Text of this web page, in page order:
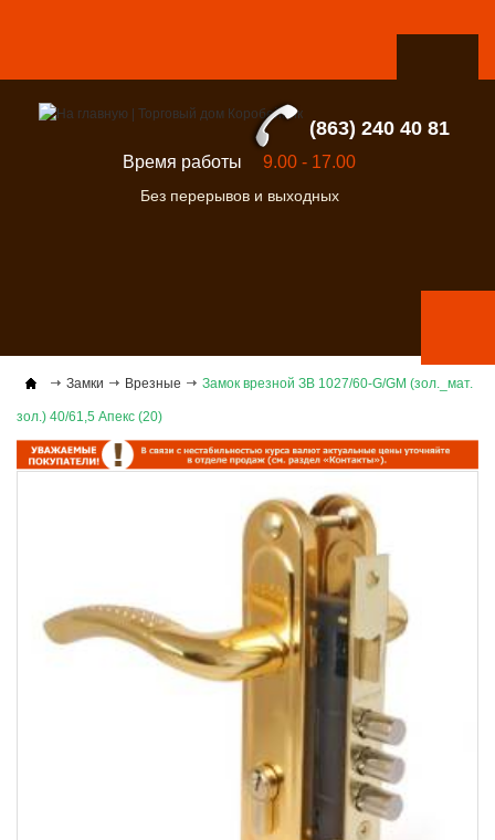
(863) 240 40 81
Время работы 9.00 - 17.00
Без перерывов и выходных
Замки Врезные Замок врезной ЗВ 1027/60-G/GM (зол._мат.
зол.) 40/61,5 Апекс (20)